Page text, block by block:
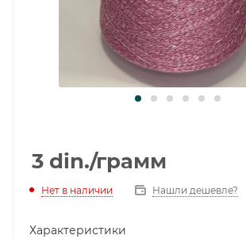
3 din./грамм
Нет в наличии Нашли дешевле?
Характеристики